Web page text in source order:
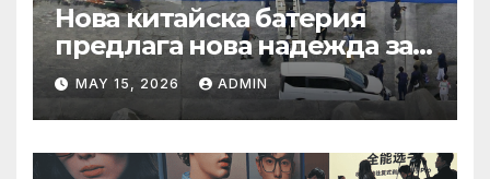
Нова китайска батерия
предлага нова надежда за
съхранение на водород
MAY 15, 2026 ADMIN